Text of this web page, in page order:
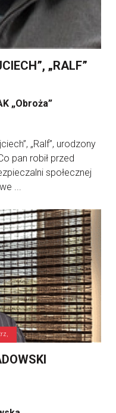
„RALF”
„Obroża”
„Ralf”, urodzony
pan robił przed
społecznej
...